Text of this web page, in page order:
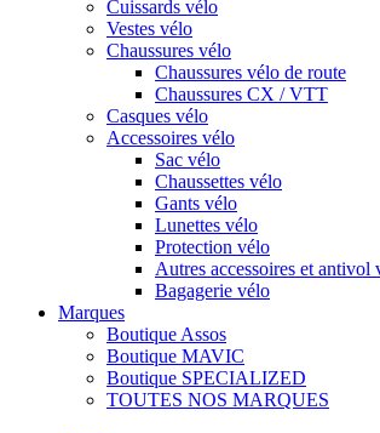
Cuissards vélo
Vestes vélo
Chaussures vélo
Chaussures vélo de route
Chaussures CX / VTT
Casques vélo
Accessoires vélo
Sac vélo
Chaussettes vélo
Gants vélo
Lunettes vélo
Protection vélo
Autres accessoires et antivol
Bagagerie vélo
Marques
Boutique Assos
Boutique MAVIC
Boutique SPECIALIZED
TOUTES NOS MARQUES